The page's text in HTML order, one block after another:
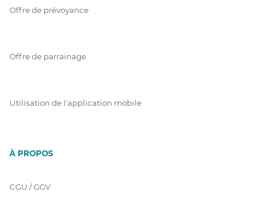
Offre de prévoyance
Offre de parrainage
Utilisation de l'application mobile
À PROPOS
CGU / GGV